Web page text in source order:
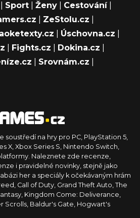
Sport Ženy Cestování|
ZeStolu.cz
Úschovna.cz
Fights.cz Dokina.cz
Srovnám.cz
soustředí na hry pro PC, PlayStation 5,
X, Xbox Series S, Nintendo Switch,
Naleznete zde recenze,
i pravidelné novinky, stejně jako
her a speciály k očekávaným hrám
Call of Duty, Grand Theft Auto, The
Kingdom Come: Deliverance,
Scrolls, Baldur's Gate, Hogwart's